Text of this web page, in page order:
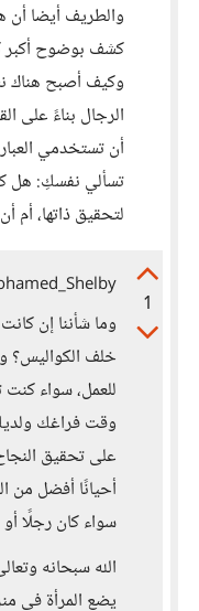
والطريف أيضا أن
كشف بوضوح أكبر
وكيف أصبح هناك
الرجال بناءً على
أن تستخدمي
تسألي نفسكِ: هل
لتحقيق ذاتها، أم
1
وما شأننا إن
خلف الكواليس؟
للعمل، سواء
وقت فراغك
على تحقيق
أحيانًا أفضل من
سواء كان رجلًا أو
الله سبحانه
يضع المرأة في